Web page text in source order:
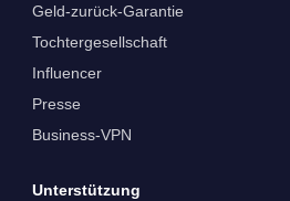
Geld-zurück-Garantie
Tochtergesellschaft
Influencer
Presse
Business-VPN
Unterstützung